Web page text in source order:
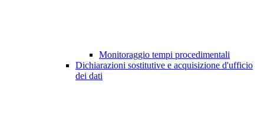
Monitoraggio tempi procedimentali
Dichiarazioni sostitutive e acquisizione d'ufficio
dei dati